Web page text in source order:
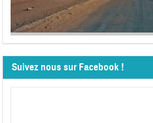
Suivez nous sur Facebook !